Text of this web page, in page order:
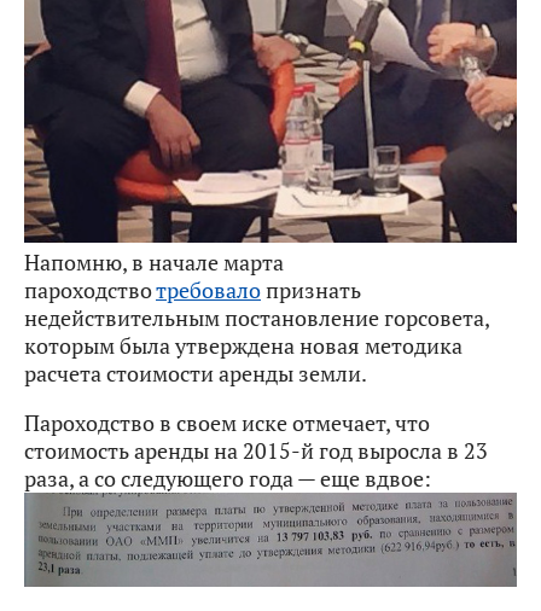
Напомню, в начале марта
пароходствотребовалопризнать
недействительным постановление горсовета,
которым была утверждена новая методика
расчета стоимости аренды земли.
Пароходство в своем иске отмечает, что
стоимость аренды на 2015-й год выросла в 23
раза, а со следующего года — еще вдвое: